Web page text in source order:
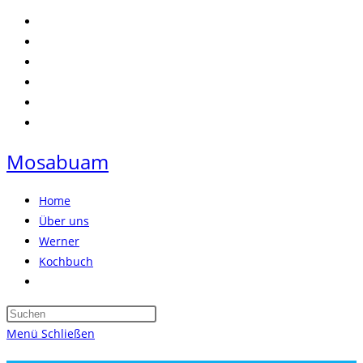
Zum
Inhalt
springen
Mosabuam
Home
Über uns
Werner
Kochbuch
umschalten
Press
Menü Schließen